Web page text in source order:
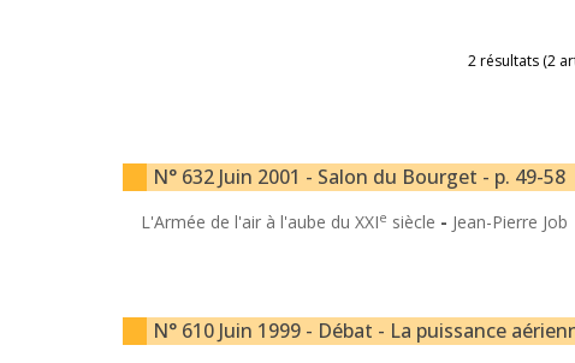
2 résultats (2
N° 632 Juin 2001 - Salon du Bourget - p. 49-58
L'Armée de l'air à l'aube du XXIe siècle - Jean-Pierre Job
N° 610 Juin 1999 - Débat - La puissance